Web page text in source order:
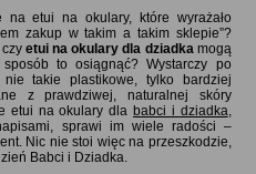
etui na okulary, które wyrażało
zakup w takim a takim sklepie”
etui na okulary dla dziadka mogą
to osiągnąć? Wystarczy po
takie plastikowe, tylko bardziej
z prawdziwej, naturalnej skóry
etui na okulary dlababci i dziadka
sprawi im wiele radości –
Nic nie stoi więc na przeszkodzie,
Babci i Dziadka.